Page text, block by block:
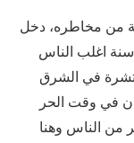
من مخاطره، دخل
سنة اغلب الناس
في الشرق
في وقت الحر
من الناس وهنا